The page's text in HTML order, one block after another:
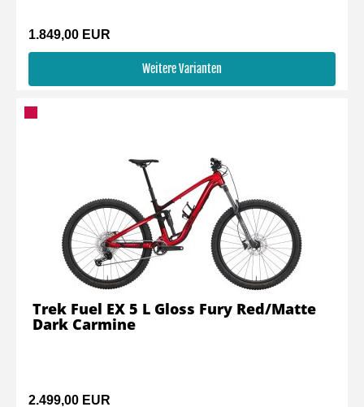
1.849,00 EUR
Weitere Varianten
2.499,00 EUR
Trek Fuel EX 5 L Gloss Fury Red/Matte
Dark Carmine